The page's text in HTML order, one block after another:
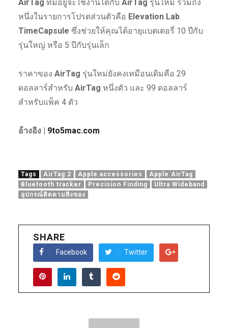
AirTag ที่มีอยู่จะใช้งานได้กับ AirTag รุ่นใหม่ รวมถึง
หนึ่งในรายการโปรดส่วนตัวคือ Elevation Lab
TimeCapsule ซึ่งช่วยให้คุณได้อายุแบตเตอรี่ 10 ปีกับ
รุ่นใหญ่ หรือ 5 ปีกับรุ่นเล็ก
ราคาของ AirTag รุ่นใหม่ยังคงเหมือนเดิมคือ 29
ดอลลาร์สำหรับ AirTag หนึ่งตัว และ 99 ดอลลาร์
สำหรับแพ็ค 4 ตัว
อ้างอิง | 9to5mac.com
Tags AirTag 2 Apple accessories
Apple AirTag
Bluetooth tracker
Precision Finding
Ultra Wideband
อุปกรณ์ติดตามสิ่งของ
SHARE
Facebook Twitter